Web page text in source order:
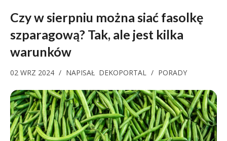
Czy w sierpniu można siać fasolkę
szparagową? Tak, ale jest kilka
warunków
02 WRZ 2024 / NAPISAŁ DEKOPORTAL / PORADY